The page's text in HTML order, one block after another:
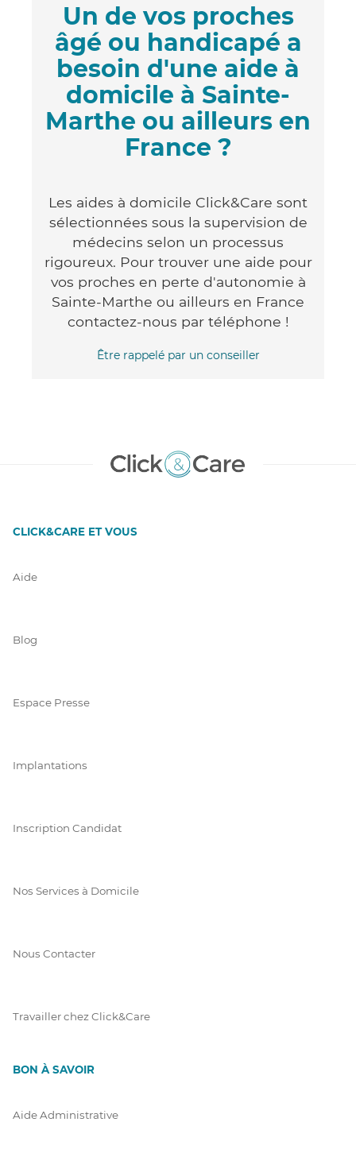
Un de vos proches
âgé ou handicapé a
besoin d'une aide à
domicile à Sainte-
Marthe ou ailleurs en
France ?
Les aides à domicile Click&Care sont
sélectionnées sous la supervision de
médecins selon un processus
rigoureux. Pour trouver une aide pour
vos proches en perte d'autonomie à
Sainte-Marthe ou ailleurs en France
contactez-nous par téléphone !
Être rappelé par un conseiller
CLICK&CARE ET VOUS
Aide
Blog
Espace Presse
Implantations
Inscription Candidat
Nos Services à Domicile
Nous Contacter
Travailler chez Click&Care
BON À SAVOIR
Aide Administrative